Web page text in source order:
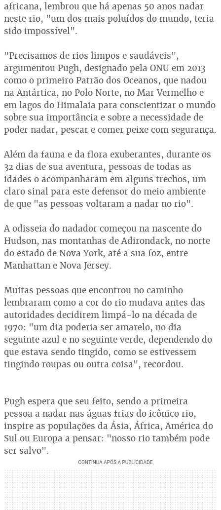
africana, lembrou que há apenas 50 anos nadar
neste rio, "um dos mais poluídos do mundo, teria
sido impossível".
"Precisamos de rios limpos e saudáveis",
argumentou Pugh, designado pela ONU em 2013
como o primeiro Patrão dos Oceanos, que nadou
na Antártica, no Polo Norte, no Mar Vermelho e
em lagos do Himalaia para conscientizar o mundo
sobre sua importância e sobre a necessidade de
poder nadar, pescar e comer peixe com segurança.
Além da fauna e da flora exuberantes, durante os
32 dias de sua aventura, pessoas de todas as
idades o acompanharam em alguns trechos, um
claro sinal para este defensor do meio ambiente
de que "as pessoas voltaram a nadar no rio".
A odisseia do nadador começou na nascente do
Hudson, nas montanhas de Adirondack, no norte
do estado de Nova York, até a sua foz, entre
Manhattan e Nova Jersey.
Muitas pessoas que encontrou no caminho
lembraram como a cor do rio mudava antes das
autoridades decidirem limpá-lo na década de
1970: "um dia poderia ser amarelo, no dia
seguinte azul e no seguinte verde, dependendo do
que estava sendo tingido, como se estivessem
tingindo roupas ou outra coisa", recordou.
Pugh espera que seu feito, sendo a primeira
pessoa a nadar nas águas frias do icônico rio,
inspire as populações da Ásia, África, América do
Sul ou Europa a pensar: "nosso rio também pode
ser salvo".